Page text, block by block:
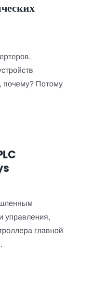
почему? Потому
управления,
главной